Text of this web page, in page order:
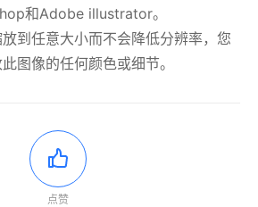
和Adobe illustrator。
到任意大小而不会降低分辨率，您
图像的任何颜色或细节。
点赞